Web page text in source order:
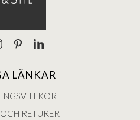
LÄNKAR
RETURER